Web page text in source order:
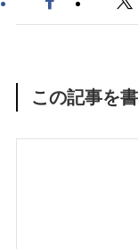
この記事を